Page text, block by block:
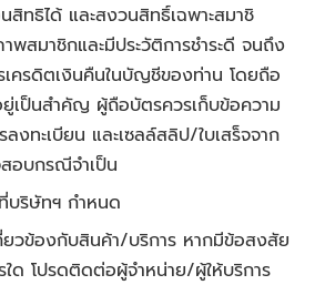
สิทธิได้ และสงวนสิทธิ์เฉพาะสมาชิ
สมาชิกและมีประวัติการชำระดี จนถึง
ครดิตเงินคืนในบัญชีของท่าน โดยถือ
เป็นสำคัญ ผู้ถือบัตรควรเก็บข้อความ
งทะเบียน และเซลล์สลิป/ใบเสร็จจาก
สอบกรณีจำเป็น
บริษัทฯ กำหนด
ยวข้องกับสินค้า/บริการ หากมีข้อสงสัย
ใด โปรดติดต่อผู้จำหน่าย/ผู้ให้บริการ